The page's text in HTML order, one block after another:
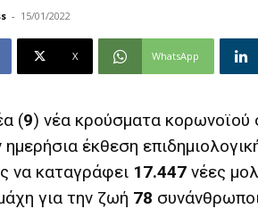
- 15/01/2022
X WhatsApp
(9) νέα κρούσματα κορωνοϊού
ημερήσια έκθεση
να καταγράφει 17.447 νέες
για την ζωή 78